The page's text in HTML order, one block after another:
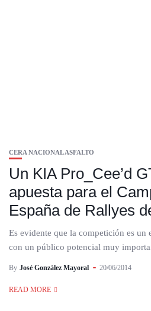
CERA NACIONAL ASFALTO
Un KIA Pro_Cee’d
apuesta para el
España de Rallyes
Es evidente que la competición es un
con un público potencial muy
By José González Mayoral 20/06/2014
READ MORE